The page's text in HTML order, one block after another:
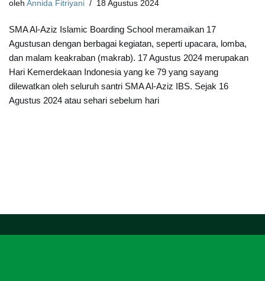
oleh Annida Fitriyani 18 Agustus 2024
SMA Al-Aziz Islamic Boarding School meramaikan 17
Agustusan dengan berbagai kegiatan, seperti upacara, lomba,
dan malam keakraban (makrab). 17 Agustus 2024 merupakan
Hari Kemerdekaan Indonesia yang ke 79 yang sayang
dilewatkan oleh seluruh santri SMA Al-Aziz IBS. Sejak 16
Agustus 2024 atau sehari sebelum hari